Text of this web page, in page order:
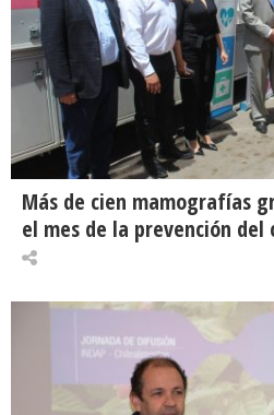
Más de cien mamografías
el mes de la prevención del